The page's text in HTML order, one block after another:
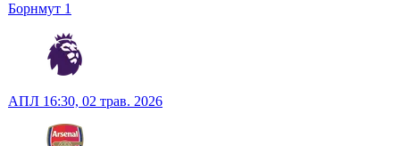
Борнмут 1
АПЛ 16:30, 02 трав. 2026